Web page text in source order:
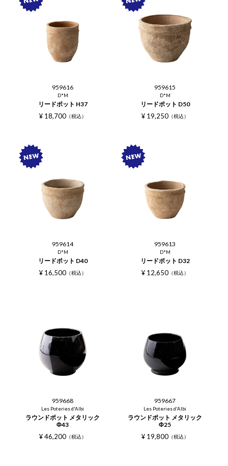
959616
D*M
リードポット H37
¥ 18,700 税込
959615
D*M
リードポット D50
¥ 19,250 税込
959614
D*M
リードポット D40
¥ 16,500 税込
959613
D*M
リードポット D32
¥ 12,650 税込
959668
Les Poteries d'Albi
ラウンドポット メタリック
Φ43
¥ 46,200 税込
959667
Les Poteries d'Albi
ラウンドポット メタリック
Φ25
¥ 19,800 税込